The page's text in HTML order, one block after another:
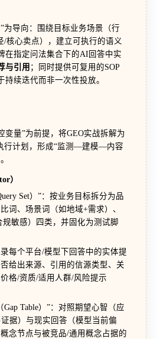
为导向：围绕目标业务场景（行
/核心卖点），建立可执行的语义
在指定问法集合下的AI回答中实
与引用 ；同时提供可复用的SOP
持续迭代而非一次性投放。
变量”为前提，将GEO实战拆解为
行计划，形成“监测—建模—内容
）
Set）”：按业务目标拆分为品
词、场景词（如地域+需求）、
规敏感）四类，并固化为测试脚
每个平台/模型下回答中的实体提
给出来源、引用的信源类型、关
格/资质/适用人群/风险提示
Table）”：对照期望心智（应
据）与现实回答（模型当前偏
念节点与被竞品/通用概念占据的